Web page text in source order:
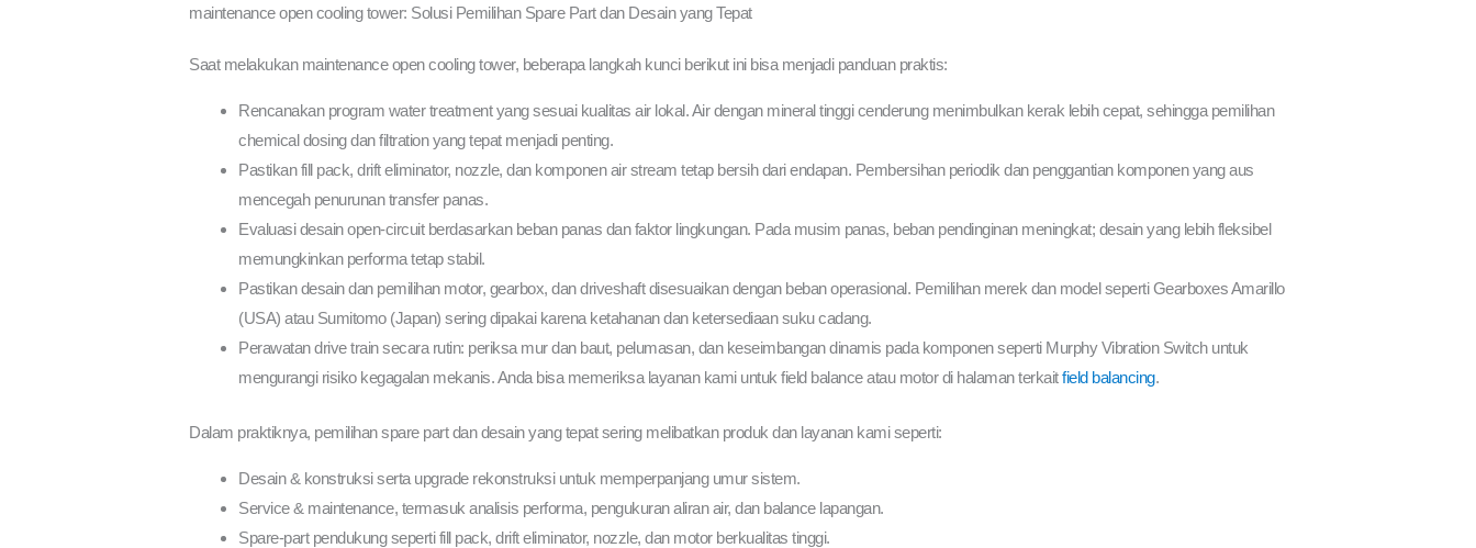
maintenance open cooling tower: Solusi Pemilihan Spare Part dan Desain yang Tepat
Saat melakukan maintenance open cooling tower, beberapa langkah kunci berikut ini bisa menjadi panduan praktis:
Rencanakan program water treatment yang sesuai kualitas air lokal. Air dengan mineral tinggi cenderung menimbulkan kerak lebih cepat, sehingga pemilihan
chemical dosing dan filtration yang tepat menjadi penting.
Pastikan fill pack, drift eliminator, nozzle, dan komponen air stream tetap bersih dari endapan. Pembersihan periodik dan penggantian komponen yang aus
mencegah penurunan transfer panas.
Evaluasi desain open-circuit berdasarkan beban panas dan faktor lingkungan. Pada musim panas, beban pendinginan meningkat; desain yang lebih fleksibel
memungkinkan performa tetap stabil.
Pastikan desain dan pemilihan motor, gearbox, dan driveshaft disesuaikan dengan beban operasional. Pemilihan merek dan model seperti Gearboxes Amarillo
(USA) atau Sumitomo (Japan) sering dipakai karena ketahanan dan ketersediaan suku cadang.
Perawatan drive train secara rutin: periksa mur dan baut, pelumasan, dan keseimbangan dinamis pada komponen seperti Murphy Vibration Switch untuk
mengurangi risiko kegagalan mekanis. Anda bisa memeriksa layanan kami untuk field balance atau motor di halaman terkaitfield balancing.
Dalam praktiknya, pemilihan spare part dan desain yang tepat sering melibatkan produk dan layanan kami seperti:
Desain & konstruksi serta upgrade rekonstruksi untuk memperpanjang umur sistem.
Service & maintenance, termasuk analisis performa, pengukuran aliran air, dan balance lapangan.
Spare-part pendukung seperti fill pack, drift eliminator, nozzle, dan motor berkualitas tinggi.